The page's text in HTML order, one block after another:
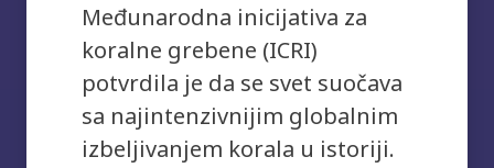
Međunarodna inicijativa za
koralne grebene (ICRI)
potvrdila je da se svet suočava
sa najintenzivnijim globalnim
izbeljivanjem korala u istoriji.